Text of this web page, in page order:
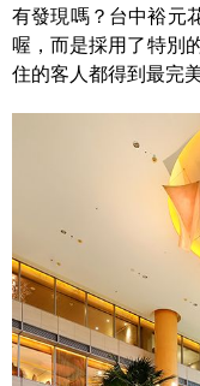
有發現嗎？台中裕元
喔，而是採用了特別
住的客人都得到最完